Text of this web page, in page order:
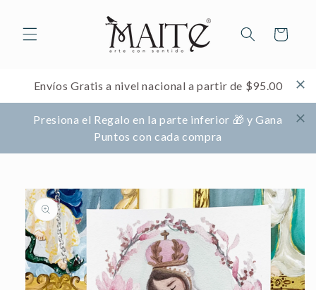
al contenido
Carrito
Envíos Gratis a nivel nacional a partir de $95.00
Presiona el Regalo en la parte inferior 🎁 y Gana
Puntos con cada compra
directamente
a la
información
del producto